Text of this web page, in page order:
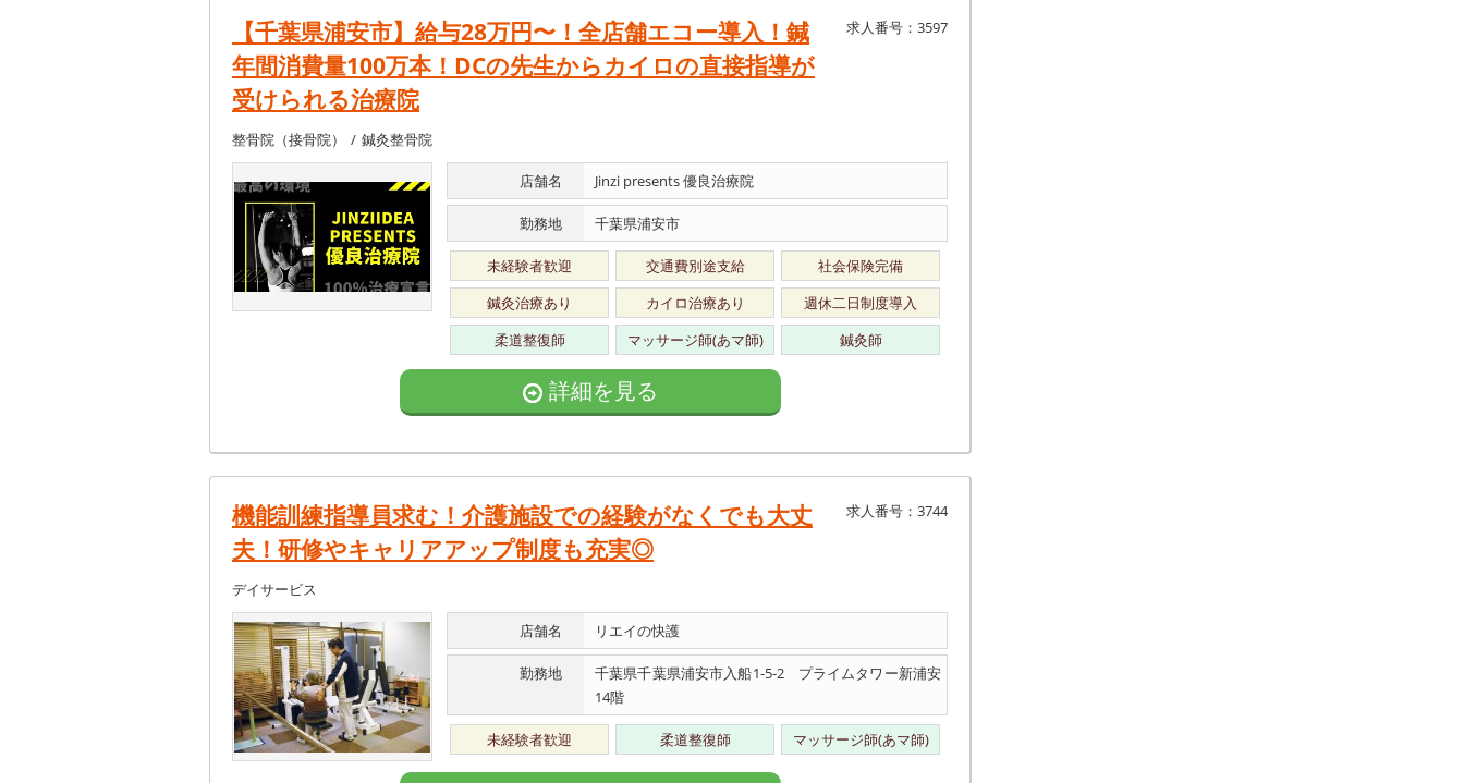
【千葉県浦安市】給与28万円〜！全店舗エコー導入！鍼
年間消費量100万本！DCの先生からカイロの直接指導が
受けられる治療院
求人番号：3597
整骨院（接骨院） 鍼灸整骨院
店舗名 Jinzi presents 優良治療院
勤務地 千葉県浦安市
未経験者歓迎 交通費別途支給
社会保険完備
鍼灸治療あり
カイロ治療あり
週休二日制度導入
柔道整復師
マッサージ師(あマ師) 鍼灸師
詳細を見る
機能訓練指導員求む！介護施設での経験がなくでも大丈
夫！研修やキャリアアップ制度も充実◎
求人番号：3744
デイサービス
店舗名 リエイの快護
勤務地
千葉県千葉県浦安市入船1-5-2 プライムタワー新浦安
14階
未経験者歓迎 柔道整復師 マッサージ師(あマ師)